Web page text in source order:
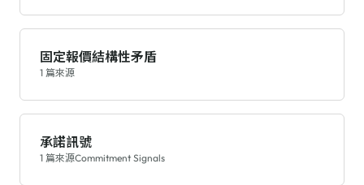
固定報價結構性矛盾
1 篇來源
承諾訊號
1 篇來源Commitment Signals